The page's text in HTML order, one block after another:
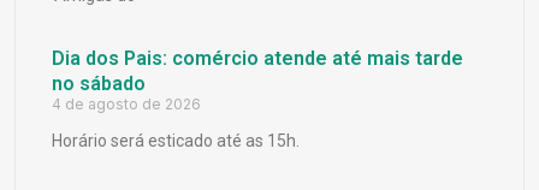
Dia dos Pais: comércio atende até mais tarde
no sábado
4 de agosto de 2026
Horário será esticado até as 15h.